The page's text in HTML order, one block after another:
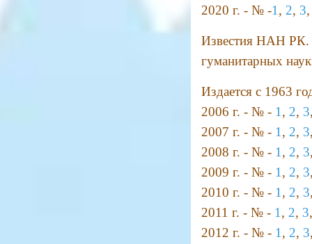
2020 г. - № -1 , 2, 3
Известия НАН РК.
гуманитарных наук
Издается с 1963
2006 г. - № - 1 , 2, 3
2007 г. - № - 1 , 2, 3
2008 г. - № - 1 , 2, 3
2009 г. - № - 1 , 2, 3
2010 г. - № - 1 , 2, 3
2011 г. - № - 1 , 2, 3
2012 г. - № - 1 , 2, 3